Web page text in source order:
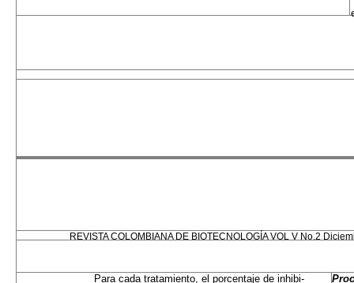
REVISTA COLOMBIANA DE BIOTECNOLOGÍA VOL V No.2
Para cada tratamiento, el porcentaje de inhibi­